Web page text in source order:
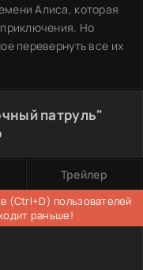
Алиса, которая
Но
перевернуть все их
патруль"
Трейлер
(Ctrl+D) пользователей
раньше!